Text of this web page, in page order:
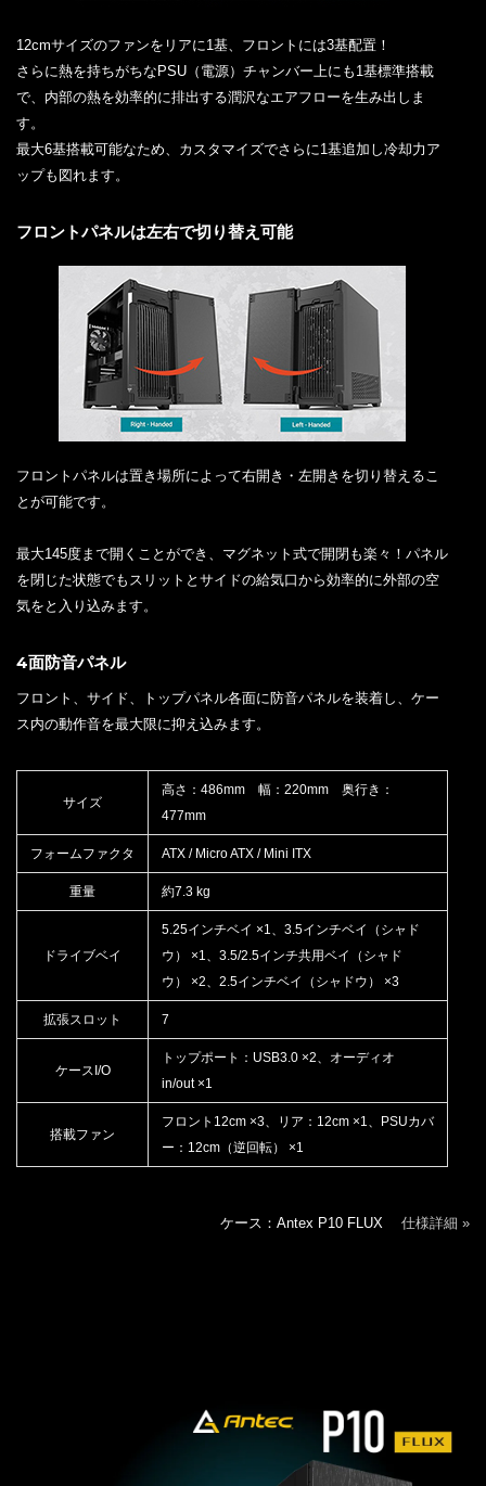
12cmサイズのファンをリアに1基、フロントには3基配置！
さらに熱を持ちがちなPSU（電源）チャンバー上にも1基標準搭載
で、内部の熱を効率的に排出する潤沢なエアフローを生み出しま
す。
最大6基搭載可能なため、カスタマイズでさらに1基追加し冷却力ア
ップも図れます。
フロントパネルは左右で切り替え可能
フロントパネルは置き場所によって右開き・左開きを切り替えるこ
とが可能です。
最大145度まで開くことができ、マグネット式で開閉も楽々！パネル
を閉じた状態でもスリットとサイドの給気口から効率的に外部の空
気をと入り込みます。
4面防音パネル
フロント、サイド、トップパネル各面に防音パネルを装着し、ケー
ス内の動作音を最大限に抑え込みます。
サイズ
高さ：486mm 幅：220mm 奥行き：
477mm
フォームファクタ ATX / Micro ATX / Mini ITX
重量 約7.3 kg
ドライブベイ
5.25インチベイ ×1、3.5インチベイ（シャド
ウ） ×1、3.5/2.5インチ共用ベイ（シャド
ウ） ×2、2.5インチベイ（シャドウ） ×3
拡張スロット 7
ケースI/O
トップポート：USB3.0 ×2、オーディオ
in/out ×1
搭載ファン
フロント12cm ×3、リア：12cm ×1、PSUカバ
ー：12cm（逆回転） ×1
ケース：Antex P10 FLUX 仕様詳細 »